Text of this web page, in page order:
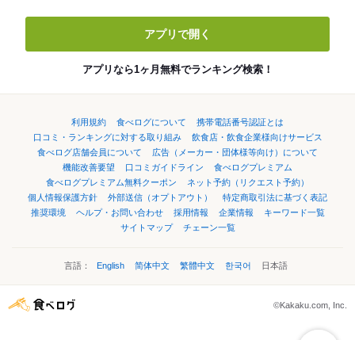
アプリで開く
アプリなら1ヶ月無料でランキング検索！
利用規約 食べログについて
携帯電話番号認証とは
口コミ・ランキングに対する取り組み
飲食店・飲食企業様向けサービス
食べログ店舗会員について
広告（メーカー・団体様等向け）について
機能改善要望
口コミガイドライン
食べログプレミアム
食べログプレミアム無料クーポン
ネット予約（リクエスト予約）
個人情報保護方針
外部送信（オプトアウト）
特定商取引法に基づく表記
推奨環境
ヘルプ・お問い合わせ 採用情報 企業情報
キーワード一覧
サイトマップ
チェーン一覧
言語： English 简体中文 繁體中文 한국어 日本語
©Kakaku.com, Inc.